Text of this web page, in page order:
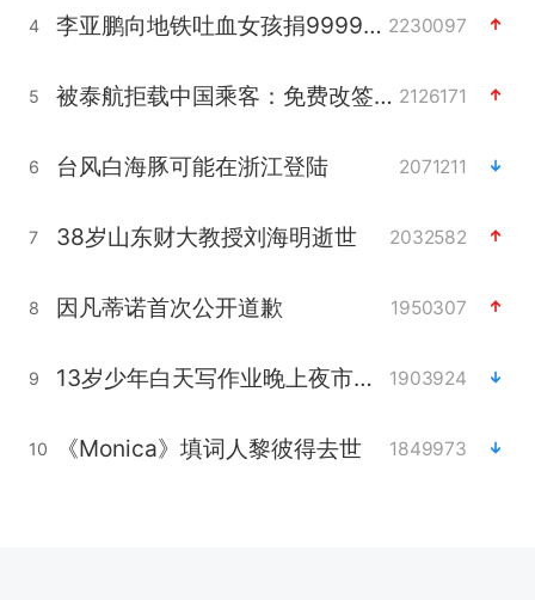
4 李亚鹏向地铁吐血女孩捐99999元 2230097
5 被泰航拒载中国乘客：免费改签没兑现 2126171
6 台风白海豚可能在浙江登陆 2071211
7 38岁山东财大教授刘海明逝世 2032582
8 因凡蒂诺首次公开道歉 1950307
9 13岁少年白天写作业晚上夜市炒粉 1903924
10 《Monica》填词人黎彼得去世 1849973